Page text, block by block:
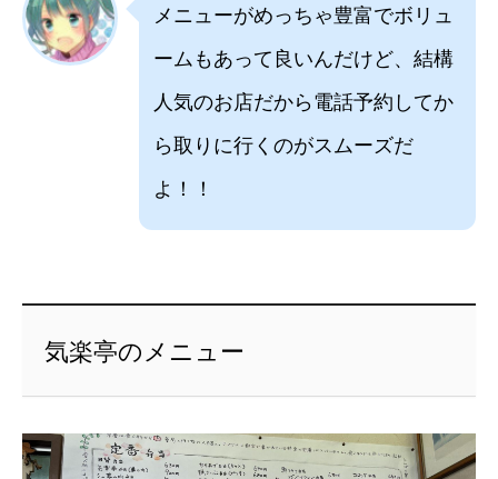
メニューがめっちゃ豊富でボリュ
ームもあって良いんだけど、結構
人気のお店だから電話予約してか
ら取りに行くのがスムーズだ
よ！！
気楽亭のメニュー